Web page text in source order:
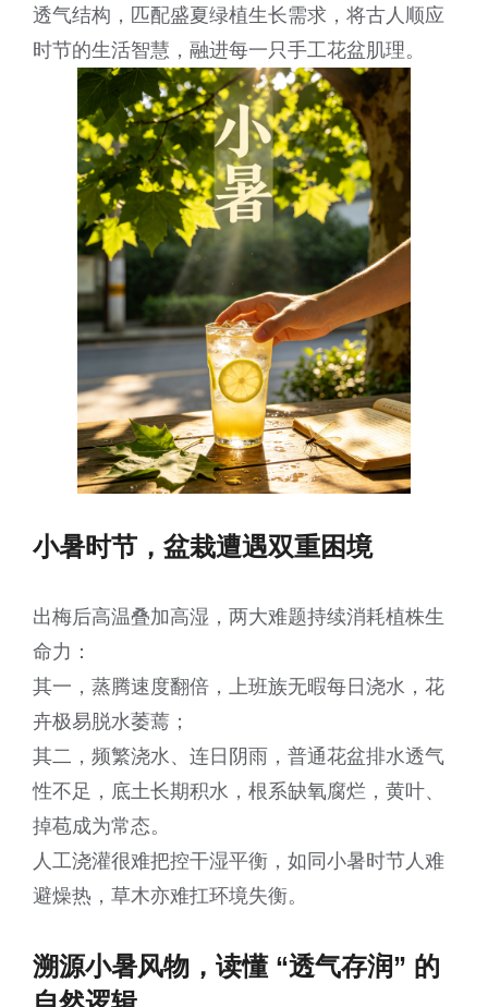
客户到访
其它
透气结构，匹配盛夏绿植生长需求，将古人顺应
时节的生活智慧，融进每一只手工花盆肌理。
小暑时节，盆栽遭遇双重困境
出梅后高温叠加高湿，两大难题持续消耗植株生
命力：
其一，蒸腾速度翻倍，上班族无暇每日浇水，花
卉极易脱水萎蔫；
其二，频繁浇水、连日阴雨，普通花盆排水透气
性不足，底土长期积水，根系缺氧腐烂，黄叶、
掉苞成为常态。
人工浇灌很难把控干湿平衡，如同小暑时节人难
避燥热，草木亦难扛环境失衡。
溯源小暑风物，读懂 “透气存润” 的